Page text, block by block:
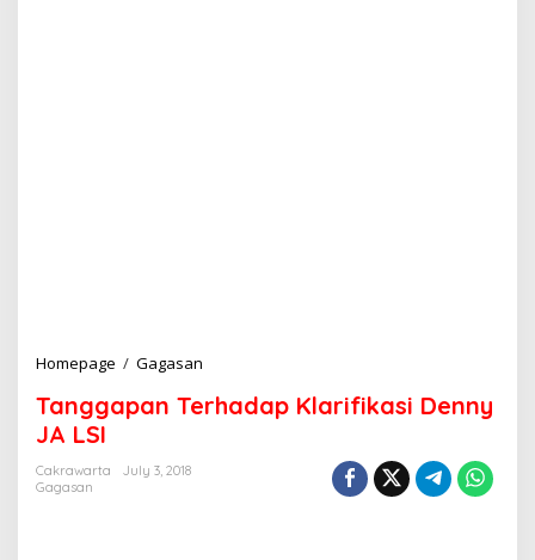
Homepage / Gagasan
n
Tanggapan Terhadap Klarifikasi Denny
JA LSI
Cakrawarta
July 3, 2018
Gagasan